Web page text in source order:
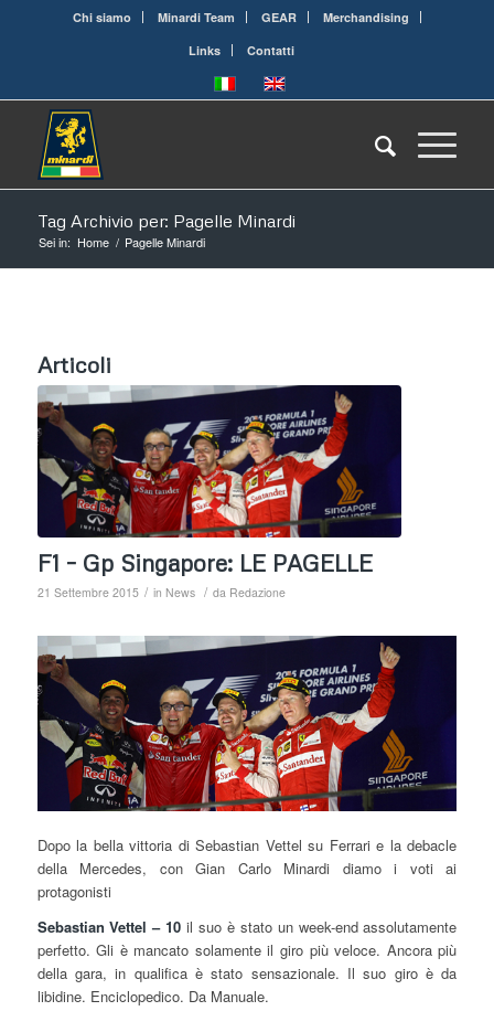
Chi siamo Minardi Team GEAR
Merchandising
Links
Contatti
Tag Archivio per: Pagelle Minardi
Sei in: Home / Pagelle Minardi
Articoli
F1 – Gp Singapore: LE PAGELLE
21 Settembre 2015 / in News / da Redazione
Dopo la bella vittoria di Sebastian Vettel su Ferrari e la debacle
della Mercedes, con Gian Carlo Minardi diamo i voti ai
protagonisti
Sebastian Vettel – 10 il suo è stato un week-end assolutamente
perfetto. Gli è mancato solamente il giro più veloce. Ancora più
della gara, in qualifica è stato sensazionale. Il suo giro è da
libidine. Enciclopedico. Da Manuale.